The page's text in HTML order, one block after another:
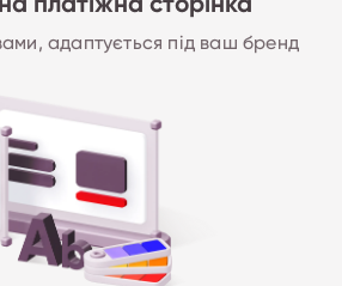
адаптується під ваш бренд